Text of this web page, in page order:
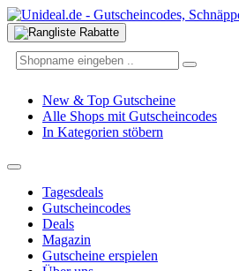
New & Top Gutscheine
Alle Shops mit Gutscheincodes
In Kategorien stöbern
Tagesdeals
Gutscheincodes
Deals
Magazin
Gutscheine erspielen